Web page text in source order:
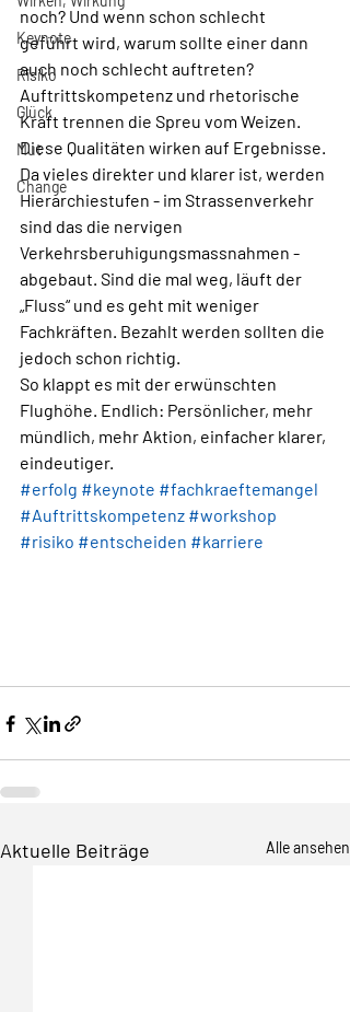
Keynote
Risiko
Glück
Mut
Change
noch? Und wenn schon schlecht
geführt wird, warum sollte einer dann
auch noch schlecht auftreten?
Auftrittskompetenz und rhetorische
Kraft trennen die Spreu vom Weizen.
Diese Qualitäten wirken auf Ergebnisse.
Da vieles direkter und klarer ist, werden
Hierarchiestufen - im Strassenverkehr
sind das die nervigen
Verkehrsberuhigungsmassnahmen -
abgebaut. Sind die mal weg, läuft der
„Fluss“ und es geht mit weniger
Fachkräften. Bezahlt werden sollten die
jedoch schon richtig.
So klappt es mit der erwünschten
Flughöhe. Endlich: Persönlicher, mehr
mündlich, mehr Aktion, einfacher klarer,
eindeutiger.
#erfolg #keynote #fachkraeftemangel
#Auftrittskompetenz #workshop
#risiko #entscheiden #karriere
Aktuelle Beiträge Alle ansehen